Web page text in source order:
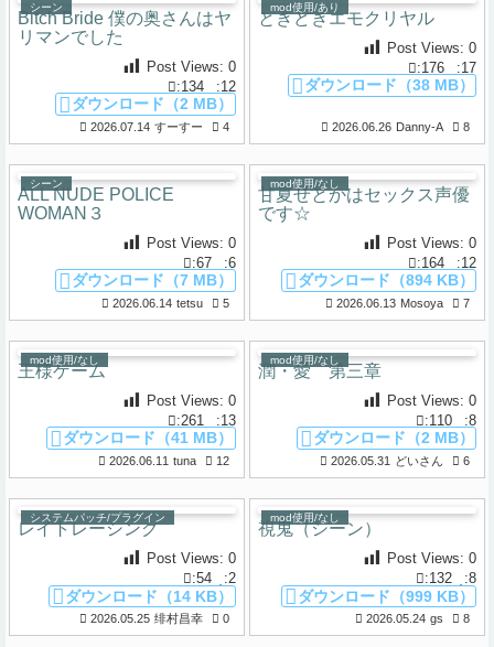
シーン
Bitch Bride 僕の奥さんはヤ
リマンでした
Post Views: 0
:134
:12
2026.07.14 すーすー 4
ダウンロード（2 MB）
mod使用/あり
ときどきエモクリヤル
Post Views: 0
:176
:17
2026.06.26 Danny-A 8
ダウンロード（38 MB）
シーン
ALL NUDE POLICE
WOMAN３
Post Views: 0
:67
:6
2026.06.14 tetsu 5
ダウンロード（7 MB）
mod使用/なし
甘夏せとかはセックス声優
です☆
Post Views: 0
:164
:12
2026.06.13 Mosoya 7
ダウンロード（894 KB）
mod使用/なし
王様ゲーム
Post Views: 0
:261
:13
2026.06.11 tuna 12
ダウンロード（41 MB）
mod使用/なし
潤・愛 第三章
Post Views: 0
:110
:8
2026.05.31 どいさん 6
ダウンロード（2 MB）
システムパッチ/プラグイン
レイトレーシング
Post Views: 0
:54
:2
2026.05.25 绯村昌幸 0
ダウンロード（14 KB）
mod使用/なし
視鬼（シーン）
Post Views: 0
:132
:8
2026.05.24 gs 8
ダウンロード（999 KB）